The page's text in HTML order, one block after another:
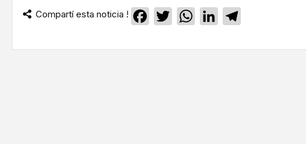
Compartí esta noticia ! Facebook
TwitterWhatsApp
LinkedIn